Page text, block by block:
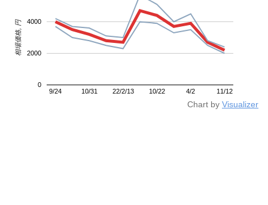
9/24 10/31 22/2/13 10/22 4/2 11/12
0
2000
4000
相場価格, 円
Chart by Visualizer